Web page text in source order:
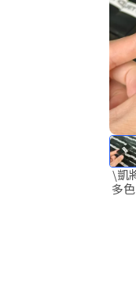
\凱將體育/
多